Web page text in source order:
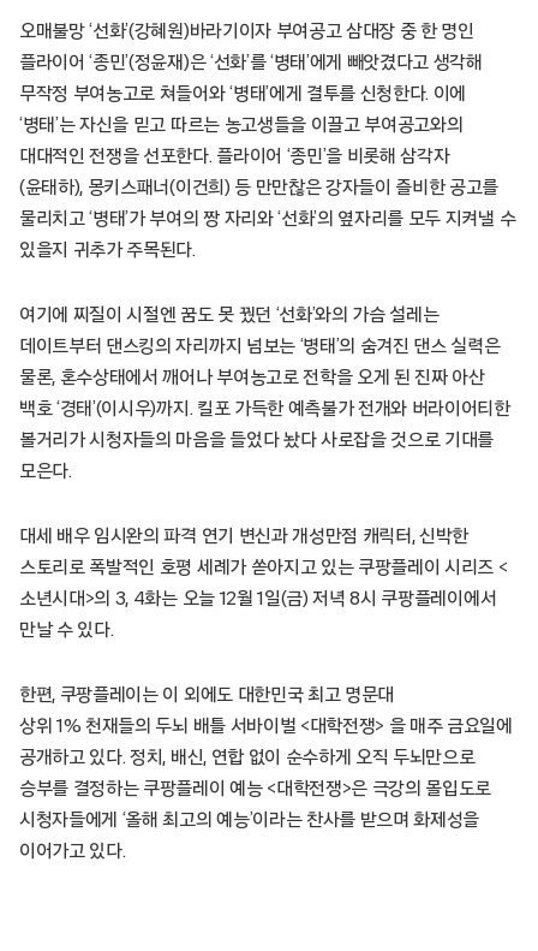
오매불망 ‘선화’(강혜원)바라기이자 부여공고 삼대장 중 한 명인
플라이어 ‘종민’(정윤재)은 ‘선화’를 ‘병태’에게 빼앗겼다고 생각해
무작정 부여농고로 쳐들어와 ‘병태’에게 결투를 신청한다. 이에
‘병태’는 자신을 믿고 따르는 농고생들을 이끌고 부여공고와의
대대적인 전쟁을 선포한다. 플라이어 ‘종민’을 비롯해 삼각자
(윤태하), 몽키스패너(이건희) 등 만만찮은 강자들이 즐비한 공고를
물리치고 ‘병태’가 부여의 짱 자리와 ‘선화’의 옆자리를 모두 지켜낼 수
있을지 귀추가 주목된다.
여기에 찌질이 시절엔 꿈도 못 꿨던 ‘선화’와의 가슴 설레는
데이트부터 댄스킹의 자리까지 넘보는 ‘병태’의 숨겨진 댄스 실력은
물론, 혼수상태에서 깨어나 부여농고로 전학을 오게 된 진짜 아산
백호 ‘경태’(이시우)까지. 킬포 가득한 예측불가 전개와 버라이어티한
볼거리가 시청자들의 마음을 들었다 놨다 사로잡을 것으로 기대를
모은다.
대세 배우 임시완의 파격 연기 변신과 개성만점 캐릭터, 신박한
스토리로 폭발적인 호평 세례가 쏟아지고 있는 쿠팡플레이 시리즈 <
소년시대>의 3, 4화는 오늘 12월 1일(금) 저녁 8시 쿠팡플레이에서
만날 수 있다.
한편, 쿠팡플레이는 이 외에도 대한민국 최고 명문대
상위 1% 천재들의 두뇌 배틀 서바이벌 <대학전쟁> 을 매주 금요일에
공개하고 있다. 정치, 배신, 연합 없이 순수하게 오직 두뇌만으로
승부를 결정하는 쿠팡플레이 예능 <대학전쟁>은 극강의 몰입도로
시청자들에게 ‘올해 최고의 예능’이라는 찬사를 받으며 화제성을
이어가고 있다.